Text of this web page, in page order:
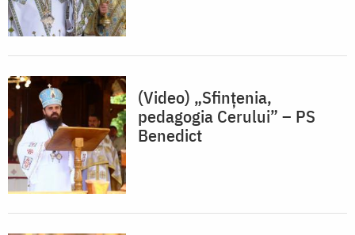
(Video) „Sfințenia,
pedagogia Cerului” – PS
Benedict